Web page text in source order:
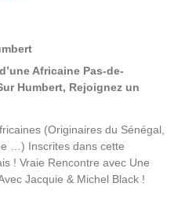
Africaine Pas-de-
Humbert, Rejoignez un
(Originaires du Sénégal,
…) Inscrites dans cette
! Vraie Rencontre avec Une
Jacquie & Michel Black !